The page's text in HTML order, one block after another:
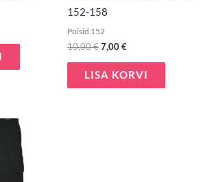
152-158
Poisid 152
10,00€7,00€
LISA KORVI